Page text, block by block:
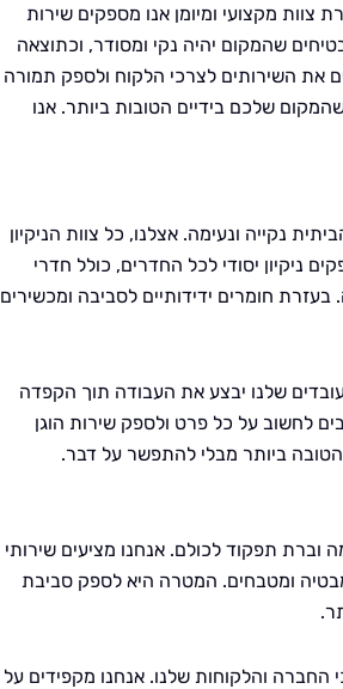
מקצועי ומיומן אנו מספקים שירות
שהמקום יהיה נקי ומסודר, וכתוצאה
את השירותים לצרכי הלקוח ולספק תמורה
שלכם בידיים הטובות ביותר. אנו
נקייה ונעימה. אצלנו, כל צוות הניקיון
ניקיון יסודי לכל החדרים, כולל חדרי
חומרים ידידותיים לסביבה ומכשירים
שלנו יבצע את העבודה תוך הקפדה
לחשוב על כל פרט ולספק שירות הוגן
הטובה ביותר מבלי להתפשר על דבר.
וברת תפקוד לכולם. אנחנו מציעים שירותי
ומטבחים. המטרה היא לספק סביבת
החברה והלקוחות שלנו. אנחנו מקפידים על